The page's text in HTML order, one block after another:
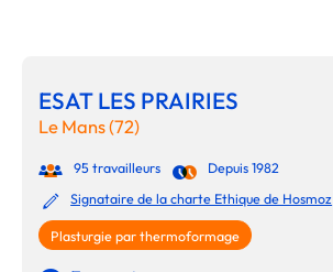
ESAT LES PRAIRIES
Le Mans (72)
95 travailleurs
Depuis 1982
Signataire de la charte Ethique de Hosmoz
Plasturgie par thermoformage